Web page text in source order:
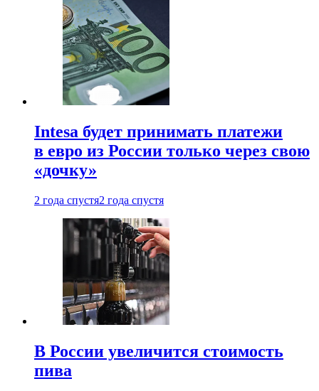
Intesa будет принимать платежи
в евро из России только через свою
«дочку»
2 года спустя2 года спустя
В России увеличится стоимость
пива